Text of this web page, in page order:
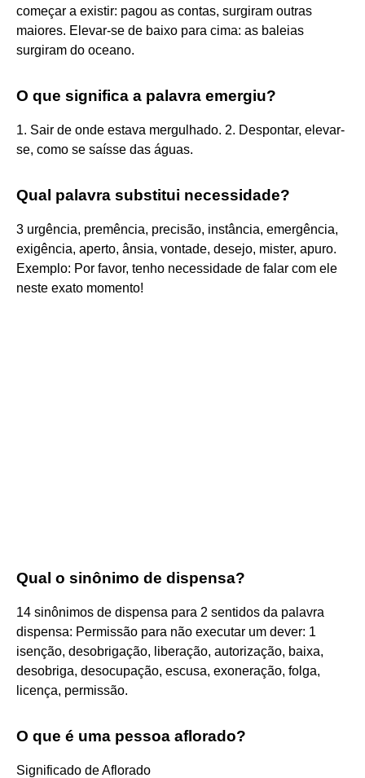
começar a existir: pagou as contas, surgiram outras
maiores. Elevar-se de baixo para cima: as baleias
surgiram do oceano.
O que significa a palavra emergiu?
1. Sair de onde estava mergulhado. 2. Despontar, elevar-
se, como se saísse das águas.
Qual palavra substitui necessidade?
3 urgência, premência, precisão, instância, emergência,
exigência, aperto, ânsia, vontade, desejo, mister, apuro.
Exemplo: Por favor, tenho necessidade de falar com ele
neste exato momento!
Qual o sinônimo de dispensa?
14 sinônimos de dispensa para 2 sentidos da palavra
dispensa: Permissão para não executar um dever: 1
isenção, desobrigação, liberação, autorização, baixa,
desobriga, desocupação, escusa, exoneração, folga,
licença, permissão.
O que é uma pessoa aflorado?
Significado de Aflorado